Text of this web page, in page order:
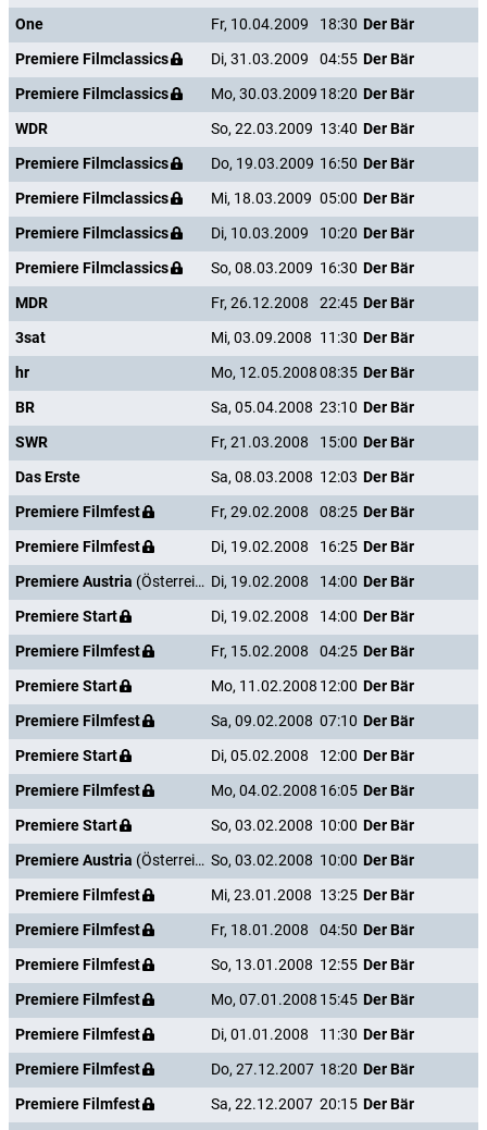
One
Fr, 10.04.2009 18:30 Der Bär
Premiere Filmclassics
Di, 31.03.2009 04:55 Der Bär
Premiere Filmclassics
Mo, 30.03.2009 18:20 Der Bär
WDR
So, 22.03.2009 13:40 Der Bär
Premiere Filmclassics
Do, 19.03.2009 16:50 Der Bär
Premiere Filmclassics
Mi, 18.03.2009 05:00 Der Bär
Premiere Filmclassics
Di, 10.03.2009 10:20 Der Bär
Premiere Filmclassics
So, 08.03.2009 16:30 Der Bär
MDR
Fr, 26.12.2008 22:45 Der Bär
3sat
Mi, 03.09.2008 11:30 Der Bär
hr
Mo, 12.05.200808:35 Der Bär
BR
Sa, 05.04.2008 23:10 Der Bär
SWR
Fr, 21.03.2008 15:00 Der Bär
Das Erste
Sa, 08.03.2008 12:03 Der Bär
Premiere Filmfest
Fr, 29.02.2008 08:25 Der Bär
Premiere Filmfest
Di, 19.02.2008 16:25 Der Bär
Premiere Austria (Österreich) Di, 19.02.2008 14:00 Der Bär
Premiere Start
Di, 19.02.2008 14:00 Der Bär
Premiere Filmfest
Fr, 15.02.2008 04:25 Der Bär
Premiere Start
Mo, 11.02.2008 12:00 Der Bär
Premiere Filmfest
Sa, 09.02.2008 07:10 Der Bär
Premiere Start
Di, 05.02.2008 12:00 Der Bär
Premiere Filmfest
Mo, 04.02.2008 16:05 Der Bär
Premiere Start
So, 03.02.2008 10:00 Der Bär
Premiere Austria (Österreich) So, 03.02.2008 10:00 Der Bär
Premiere Filmfest
Mi, 23.01.2008 13:25 Der Bär
Premiere Filmfest
Fr, 18.01.2008 04:50 Der Bär
Premiere Filmfest
So, 13.01.2008 12:55 Der Bär
Premiere Filmfest
Mo, 07.01.2008 15:45 Der Bär
Premiere Filmfest
Di, 01.01.2008 11:30 Der Bär
Premiere Filmfest
Do, 27.12.2007 18:20 Der Bär
Premiere Filmfest
Sa, 22.12.2007 20:15 Der Bär